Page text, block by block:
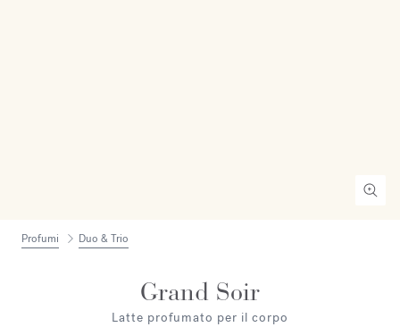
Profumi Duo & Trio
Grand Soir
Latte profumato per il corpo